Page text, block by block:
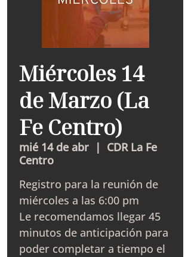
Miércoles 14
de Marzo (La
Fe Centro)
mié 14 de abr
  |
CDR La Fe
Centro
Registro para la reunión de
miércoles a las 6:00 pm
Le recomendamos llegar 45
minutos de anticipación para
poder completar a tiempo el